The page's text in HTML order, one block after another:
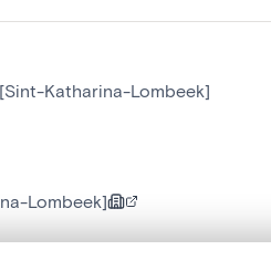
Katharina-Lombeek]
Lombeek]